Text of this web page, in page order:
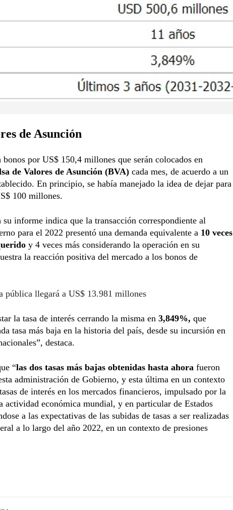
de Asunción
bonos por US$ 150,4 millones que serán colocados en
de Valores de Asunción (BVA) cada mes, de acuerdo a un
En principio, se había manejado la idea de dejar para
100 millones.
informe indica que la transacción correspondiente al
para el 2022 presentó una demanda equivalente a 10 veces
y 4 veces más considerando la operación en su
la reacción positiva del mercado a los bonos de
pública llegará a US$ 13.981 millones
la tasa de interés cerrando la misma en 3,849%, que
tasa más baja en la historia del país, desde su incursión en
destaca.
“las dos tasas más bajas obtenidas hasta ahora fueron
administración de Gobierno, y esta última en un contexto
de interés en los mercados financieros, impulsado por la
actividad económica mundial, y en particular de Estados
a las expectativas de las subidas de tasas a ser realizadas
a lo largo del año 2022, en un contexto de presiones